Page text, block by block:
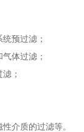
预过滤；
体过滤；
；
介质的过滤等。